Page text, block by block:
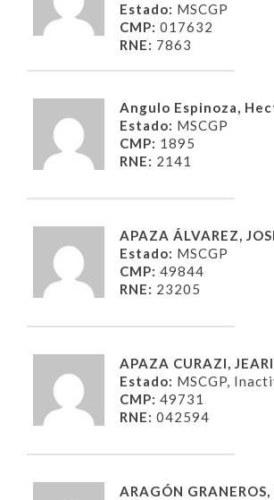
Estado: MSCGP
CMP: 017632
RNE: 7863
Angulo Espinoza,
Estado: MSCGP
CMP: 1895
RNE: 2141
APAZA ÁLVAREZ,
Estado: MSCGP
CMP: 49844
RNE: 23205
APAZA CURAZI,
Estado: MSCGP,
CMP: 49731
RNE: 042594
ARAGÓN